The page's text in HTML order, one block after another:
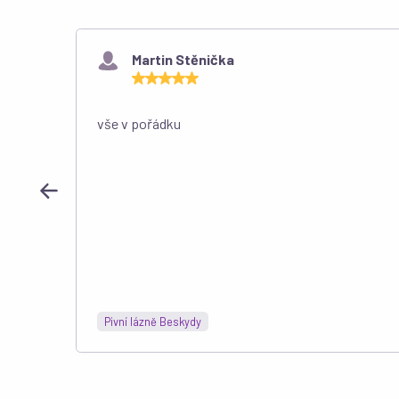
Martin Stěnička
vše v pořádku
Pivní lázně Beskydy